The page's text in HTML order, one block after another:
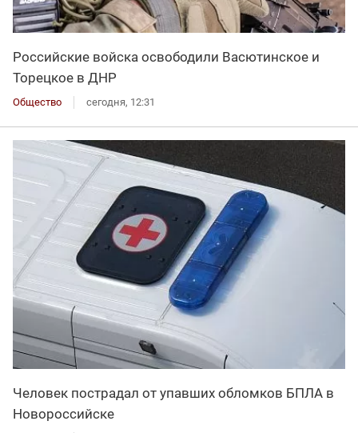
Российские войска освободили Васютинское и
Торецкое в ДНР
Общество сегодня, 12:31
Человек пострадал от упавших обломков БПЛА в
Новороссийске